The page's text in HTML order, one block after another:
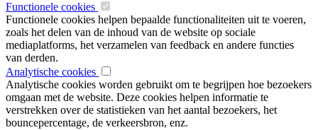
Functionele cookies
Functionele cookies helpen bepaalde functionaliteiten uit te voeren,
zoals het delen van de inhoud van de website op sociale
mediaplatforms, het verzamelen van feedback en andere functies
van derden.
Analytische cookies
Analytische cookies worden gebruikt om te begrijpen hoe bezoekers
omgaan met de website. Deze cookies helpen informatie te
verstrekken over de statistieken van het aantal bezoekers, het
bouncepercentage, de verkeersbron, enz.